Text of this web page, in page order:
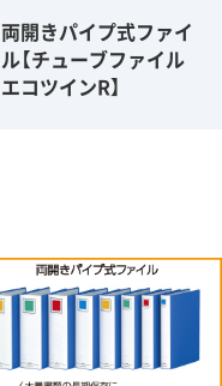
両開きパイプ式ファイ
ル【チューブファイル
エコツインR】